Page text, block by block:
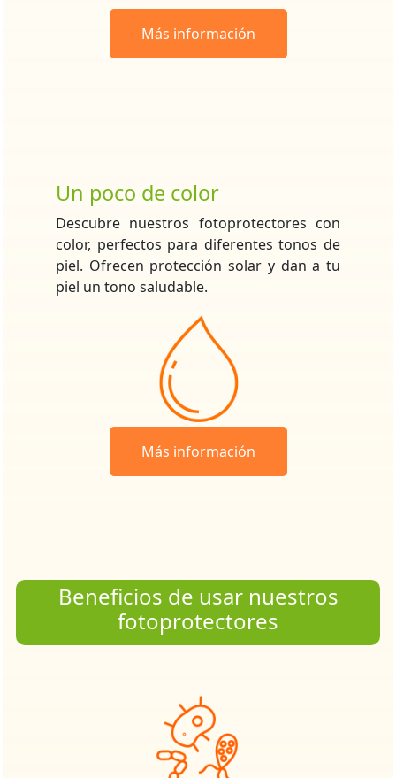
Más información
Un poco de color
Descubre nuestros fotoprotectores con
color, perfectos para diferentes tonos de
piel. Ofrecen protección solar y dan a tu
piel un tono saludable.
Más información
Beneficios de usar nuestros
fotoprotectores